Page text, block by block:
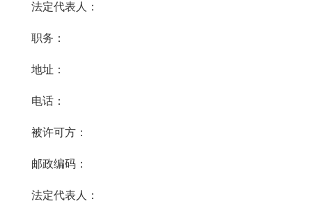
法定代表人：
职务：
地址：
电话：
被许可方：
邮政编码：
法定代表人：